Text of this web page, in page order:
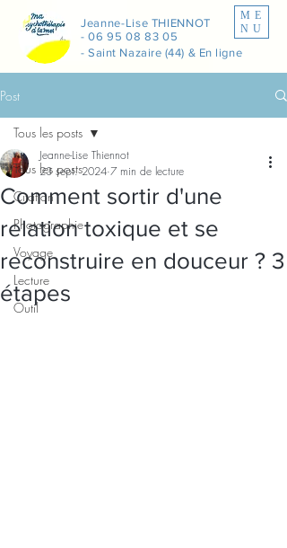
Jeanne-Lise THIENNOT
-06 95 08 83 05
- Saint Nazaire (44) & En ligne
ME
NU
Post
Tous les posts
Citation
Photographie
Voyage
Lecture
Outil
Tous les posts
Comment sortir d'une
relation toxique et se
reconstruire en douceur ? 3
étapes
Jeanne-Lise Thiennot
23 sept. 2024 7 min de lecture